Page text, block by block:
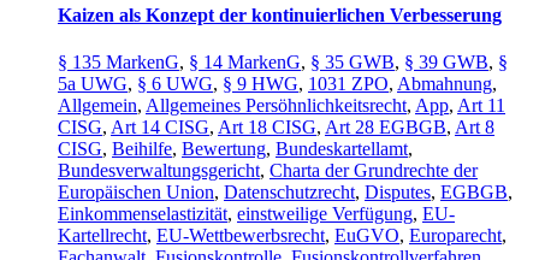
Kaizen als Konzept der kontinuierlichen Verbesserung
§ 135 MarkenG, § 14 MarkenG, § 35 GWB, § 39 GWB, §
5a UWG, § 6 UWG, § 9 HWG, 1031 ZPO, Abmahnung,
Allgemein, Allgemeines Persöhnlichkeitsrecht, App, Art 11
CISG, Art 14 CISG, Art 18 CISG, Art 28 EGBGB, Art 8
CISG, Beihilfe, Bewertung, Bundeskartellamt,
Bundesverwaltungsgericht, Charta der Grundrechte der
Europäischen Union, Datenschutzrecht, Disputes, EGBGB,
Einkommenselastizität, einstweilige Verfügung, EU-
Kartellrecht, EU-Wettbewerbsrecht, EuGVO, Europarecht,